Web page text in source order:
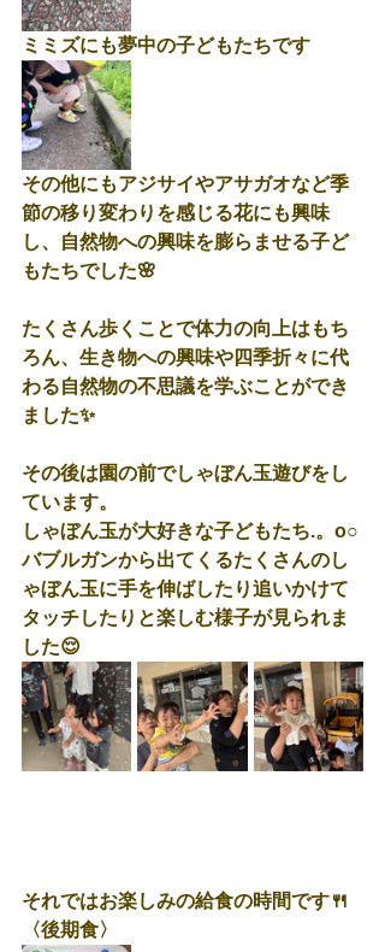
ミミズにも夢中の子どもたちです
その他にもアジサイやアサガオなど季
節の移り変わりを感じる花にも興味
し、自然物への興味を膨らませる子ど
もたちでした🌸
たくさん歩くことで体力の向上はもち
ろん、生き物への興味や四季折々に代
わる自然物の不思議を学ぶことができ
ました✨
その後は園の前でしゃぼん玉遊びをし
ています。
しゃぼん玉が大好きな子どもたち.。o○
バブルガンから出てくるたくさんのし
ゃぼん玉に手を伸ばしたり追いかけて
タッチしたりと楽しむ様子が見られま
した😌
それではお楽しみの給食の時間です🍴
〈後期食〉